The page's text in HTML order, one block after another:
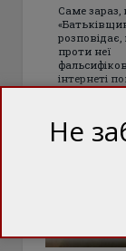
Саме зараз,
проти неї
інтернеті
Не